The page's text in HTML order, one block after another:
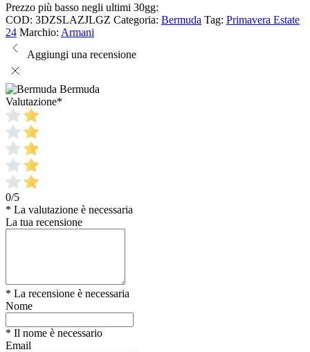
Prezzo più basso negli ultimi 30gg:
COD: 3DZSLAZJLGZ Categoria: Bermuda Tag: Primavera Estate
24 Marchio: Armani
Aggiungi una recensione
Bermuda
Valutazione*
0/5
* La valutazione è necessaria
La tua recensione
* La recensione è necessaria
Nome
* Il nome è necessario
Email